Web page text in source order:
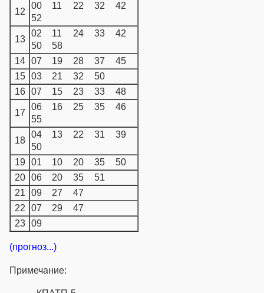
12
00 11 22 32
42
52
13
02 11 24 33
42
50
58
14
07 19 28 37
45
15
03 21 32
50
16
07 15 23 33 48
17
06 16 25 35
46
55
18
04 13 22 31
39
50
19
01 10 20 35
50
20
06 20 35
51
21
09 27
47
22
07 29
47
23
09
(прогноз...)
Примечание: